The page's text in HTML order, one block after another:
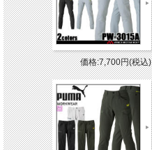
価格:7,700円(税込)